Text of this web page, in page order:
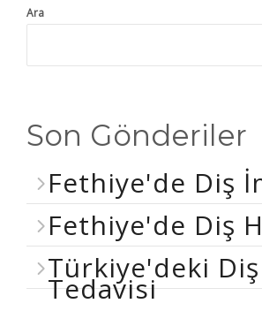
Ara
Son Gönderiler
Fethiye'de Diş
Fethiye'de Diş
Türkiye'deki
Tedavisi